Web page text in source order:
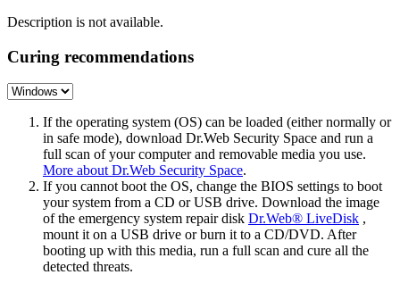
Description is not available.
Curing recommendations
If the operating system (OS) can be loaded (either normally or
in safe mode), download Dr.Web Security Space and run a
full scan of your computer and removable media you use.
More about Dr.Web Security Space.
If you cannot boot the OS, change the BIOS settings to boot
your system from a CD or USB drive. Download the image
of the emergency system repair disk Dr.Web® LiveDisk ,
mount it on a USB drive or burn it to a CD/DVD. After
booting up with this media, run a full scan and cure all the
detected threats.